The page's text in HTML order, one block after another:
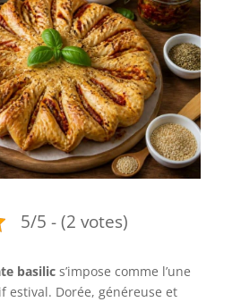
5/5 - (2 votes)
basilics’impose comme l’une
estival. Dorée, généreuse et